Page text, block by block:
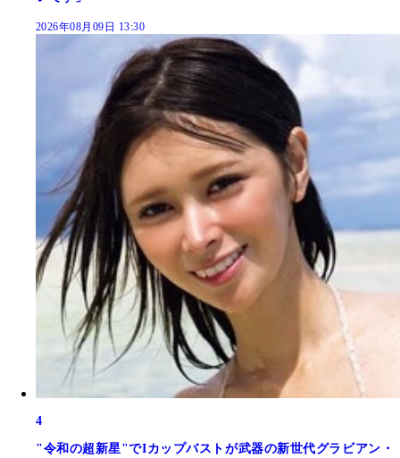
2026年08月09日 13:30
4
"令和の超新星"でIカップバストが武器の新世代グラビアン・